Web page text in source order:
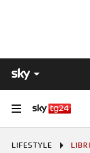
LIFESTYLE LIBRI